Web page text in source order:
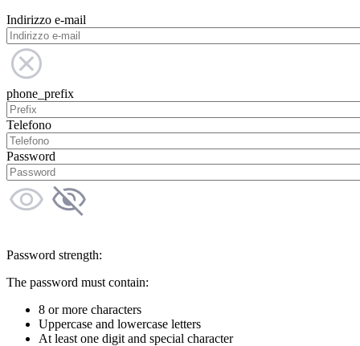
Indirizzo e-mail
phone_prefix
Telefono
Password
Password strength:
The password must contain:
8 or more characters
Uppercase and lowercase letters
At least one digit and special character